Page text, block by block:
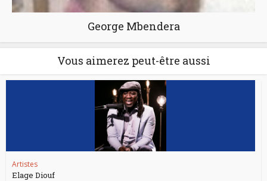
George Mbendera
Vous aimerez peut-être aussi
Artistes
Elage Diouf